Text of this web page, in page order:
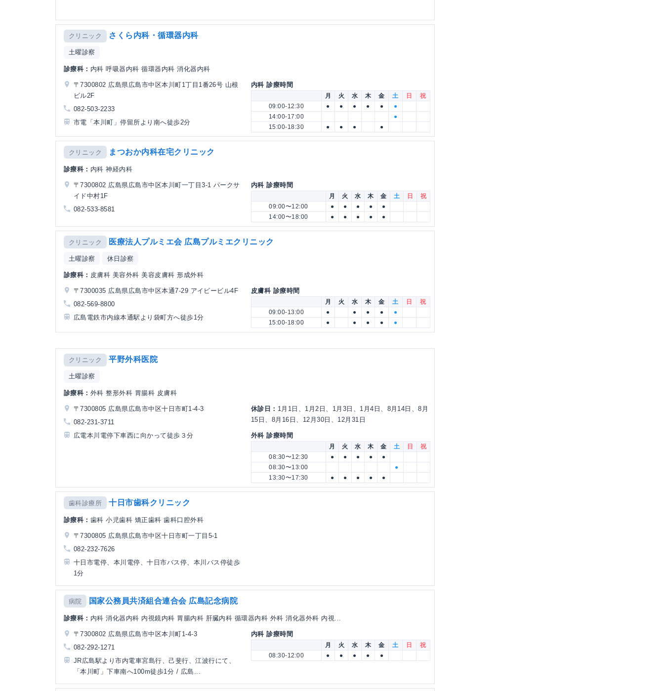
クリニック さくら内科・循環器内科
土曜診察
診療科： 内科 呼吸器内科 循環器内科 消化器内科
〒7300802 広島県広島市中区本川町1丁目1番26号 山根
ビル2F
082-503-2233
市電「本川町」停留所より南へ徒歩2分
内科 診療時間
月 火 水 木 金 土 日
祝
09:00-12:30
● ● ● ● ●
●
14:00-17:00
●
15:00-18:30
● ● ● ●
クリニック まつおか内科在宅クリニック
診療科： 内科 神経内科
〒7300802 広島県広島市中区本川町一丁目3-1 パークサ
イド中村1F
082-533-8581
内科 診療時間
月 火 水 木 金 土 日
祝
09:00〜12:00
● ● ● ●
●
14:00〜18:00
● ● ● ● ●
クリニック 医療法人プルミエ会 広島プルミエクリニック
土曜診察 休日診察
診療科： 皮膚科 美容外科 美容皮膚科 形成外科
〒7300035 広島県広島市中区本通7-29 アイビービル4F
082-569-8800
広島電鉄市内線本通駅より袋町方へ徒歩1分
皮膚科 診療時間
月 火 水 木 金 土 日
祝
09:00-13:00
● ● ● ●
●
15:00-18:00
● ● ● ● ●
クリニック 平野外科医院
土曜診察
診療科： 外科 整形外科 胃腸科 皮膚科
〒7300805 広島県広島市中区十日市町1-4-3
082-231-3711
広電本川電停下車西に向かって徒歩３分
休診日： 1月1日、1月2日、1月3日、1月4日、8月14日、8月
15日、8月16日、12月30日、12月31日
外科 診療時間
月 火 水 木 金 土 日
祝
08:30〜12:30
● ● ● ●
●
08:30〜13:00
●
13:30〜17:30
● ● ● ● ●
歯科診療所 十日市歯科クリニック
診療科： 歯科 小児歯科 矯正歯科 歯科口腔外科
〒7300805 広島県広島市中区十日市町一丁目5-1
082-232-7626
十日市電停、本川電停、十日市バス停、本川バス停徒歩
1分
病院 国家公務員共済組合連合会 広島記念病院
診療科： 内科 消化器内科 内視鏡内科 胃腸内科 肝臓内科 循環器内科 外科 消化器外科 内視...
〒7300802 広島県広島市中区本川町1-4-3
082-292-1271
JR広島駅より市内電車宮島行、己斐行、江波行にて、
「本川町」下車南へ100m徒歩1分 / 広島...
内科 診療時間
月 火 水 木 金 土 日
祝
08:30-12:00
● ● ● ● ●